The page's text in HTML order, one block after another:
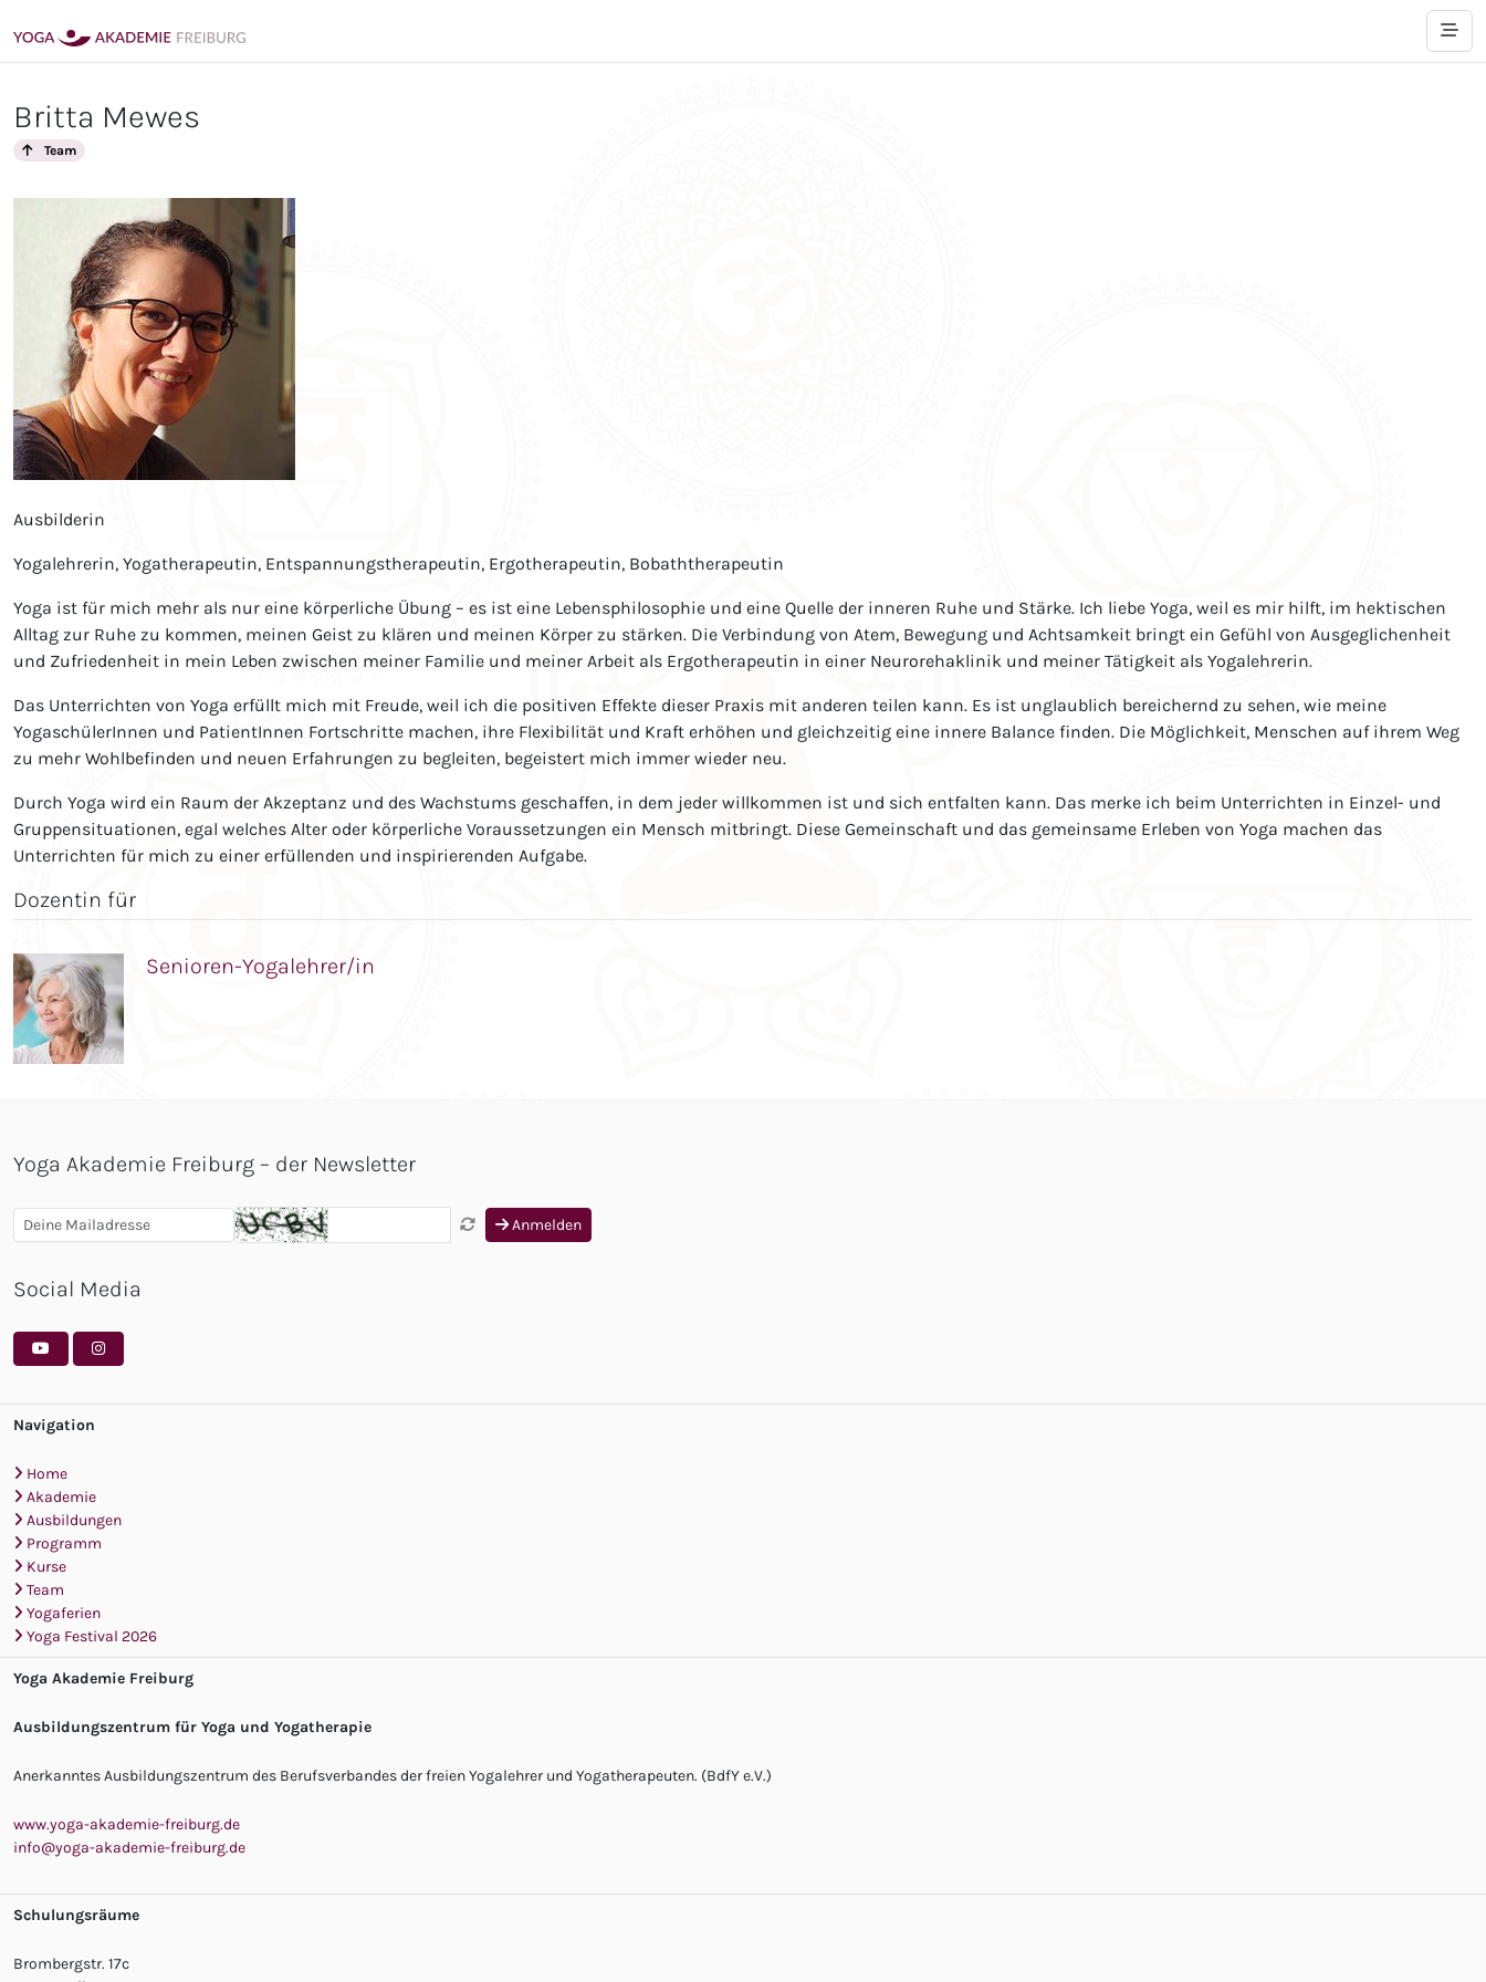
Britta Mewes
Team
Ausbilderin
Yogalehrerin, Yogatherapeutin, Entspannungstherapeutin, Ergotherapeutin, Bobaththerapeutin
Yoga ist für mich mehr als nur eine körperliche Übung – es ist eine Lebensphilosophie und eine Quelle der inneren Ruhe und Stärke. Ich liebe Yoga, weil es mir hilft, im hektischen
Alltag zur Ruhe zu kommen, meinen Geist zu klären und meinen Körper zu stärken. Die Verbindung von Atem, Bewegung und Achtsamkeit bringt ein Gefühl von Ausgeglichenheit
und Zufriedenheit in mein Leben zwischen meiner Familie und meiner Arbeit als Ergotherapeutin in einer Neurorehaklinik und meiner Tätigkeit als Yogalehrerin.
Das Unterrichten von Yoga erfüllt mich mit Freude, weil ich die positiven Effekte dieser Praxis mit anderen teilen kann. Es ist unglaublich bereichernd zu sehen, wie meine
YogaschülerInnen und PatientInnen Fortschritte machen, ihre Flexibilität und Kraft erhöhen und gleichzeitig eine innere Balance finden. Die Möglichkeit, Menschen auf ihrem Weg
zu mehr Wohlbefinden und neuen Erfahrungen zu begleiten, begeistert mich immer wieder neu.
Durch Yoga wird ein Raum der Akzeptanz und des Wachstums geschaffen, in dem jeder willkommen ist und sich entfalten kann. Das merke ich beim Unterrichten in Einzel- und
Gruppensituationen, egal welches Alter oder körperliche Voraussetzungen ein Mensch mitbringt. Diese Gemeinschaft und das gemeinsame Erleben von Yoga machen das
Unterrichten für mich zu einer erfüllenden und inspirierenden Aufgabe.
Dozentin für
Senioren-Yogalehrer/in
Yoga Akademie Freiburg – der Newsletter
Anmelden
Social Media
Navigation
Home
Akademie
Ausbildungen
Programm
Kurse
Team
Yogaferien
Yoga Festival 2026
Yoga Akademie Freiburg
Ausbildungszentrum für Yoga und Yogatherapie
Anerkanntes Ausbildungszentrum des Berufsverbandes der freien Yogalehrer und Yogatherapeuten. (BdfY e.V.)
www.yoga-akademie-freiburg.de
info@yoga-akademie-freiburg.de
Schulungsräume
Brombergstr. 17c